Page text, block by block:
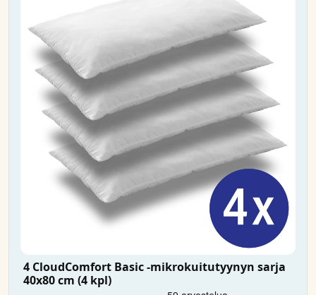
4 CloudComfort Basic -mikrokuitutyynyn sarja
40x80 cm (4 kpl)